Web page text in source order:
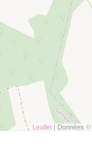
Leaflet | Données ©